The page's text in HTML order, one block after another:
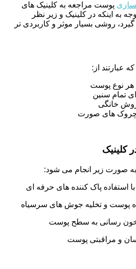
پوست مراجعه به کلینیک های
به اینکه در کلینیک و زیر نظر
روشی بسیار موثر و کاربردی تر
عبارتند از:
هر نوع پوست
تمام سنین
خانگی
چروک های صورت
کلینیک
به صورت زیر انجام می شود: